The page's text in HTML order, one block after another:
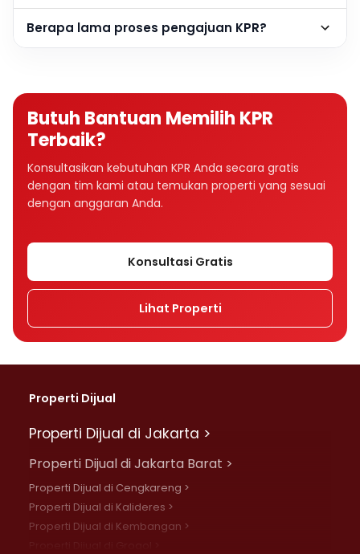
Berapa lama proses pengajuan KPR?
Butuh Bantuan Memilih KPR
Terbaik?
Konsultasikan kebutuhan KPR Anda secara gratis
dengan tim kami atau temukan properti yang sesuai
dengan anggaran Anda.
Konsultasi Gratis
Lihat Properti
Properti Dijual
Properti Dijual di Jakarta >
Properti Dijual di Jakarta Barat >
Properti Dijual di Cengkareng >
Properti Dijual di Kalideres >
Properti Dijual di Kembangan >